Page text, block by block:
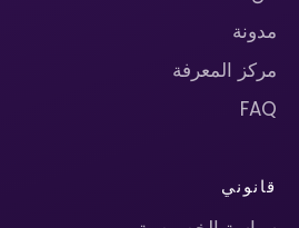
مدونة
مركز المعرفة
FAQ
قانوني